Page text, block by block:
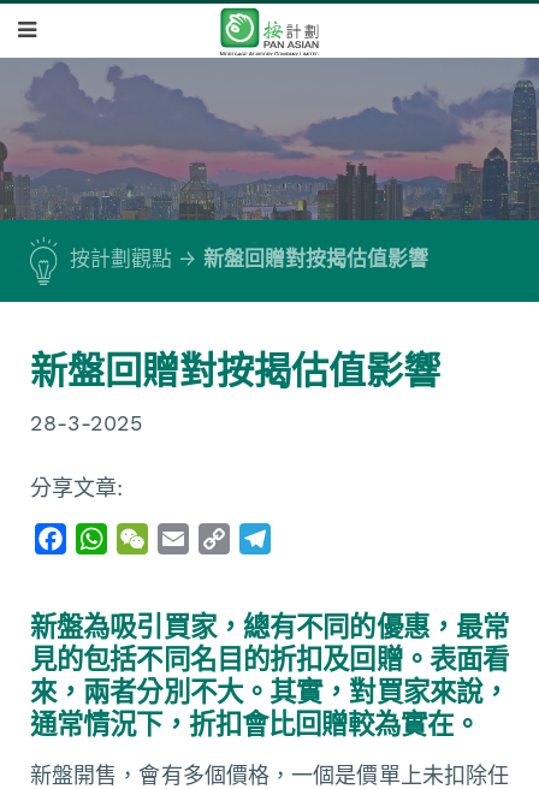
按計劃觀點 新盤回贈對按揭估值影響
新盤回贈對按揭估值影響
28-3-2025
分享文章:
e
b
o
o
W
t
s
A
p
W
h
a
t
i
l
y
L
i
n
e
g
r
a
新盤為吸引買家，總有不同的優惠，最常
見的包括不同名目的折扣及回贈。表面看
來，兩者分別不大。其實，對買家來說，
通常情況下，折扣會比回贈較為實在。
新盤開售，會有多個價格，一個是價單上未扣除任